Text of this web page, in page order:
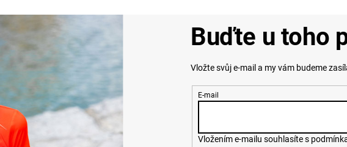
Buďte u toho
Vložte svůj e-mail a my vám budeme
E-mail
Vložením e-mailu souhlasíte s